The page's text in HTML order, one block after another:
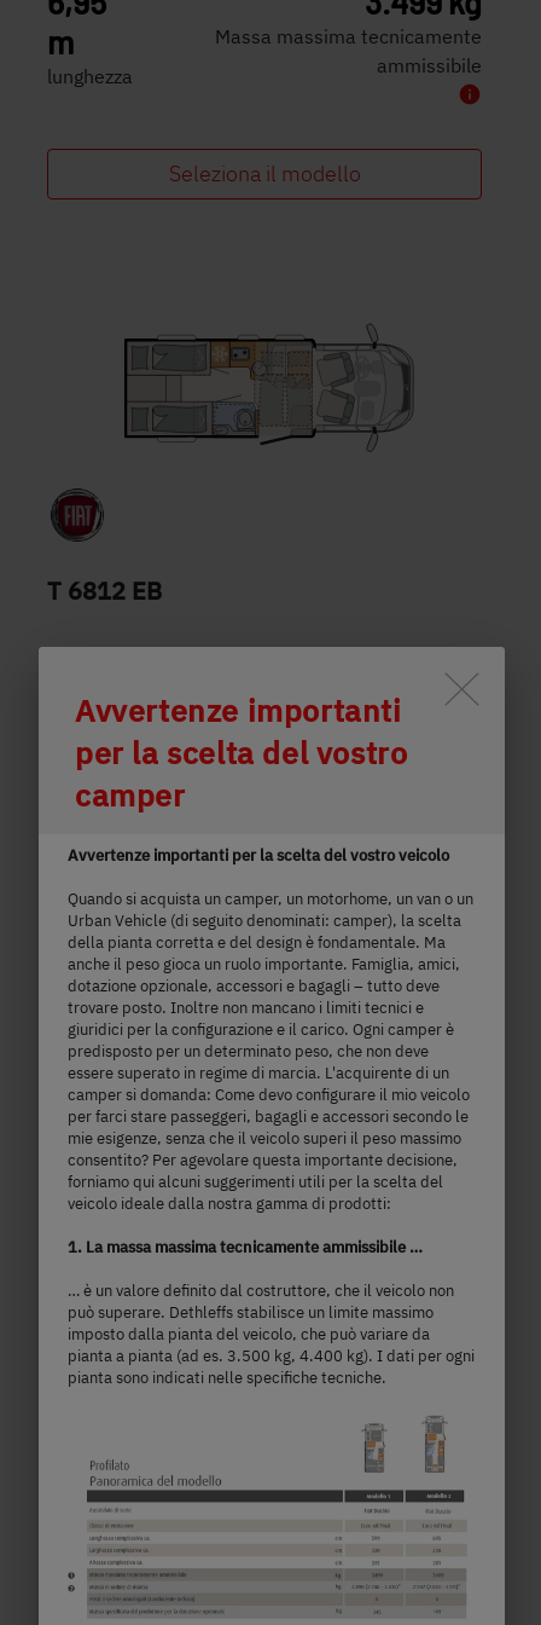
m
lunghezza
Massa massima tecnicamente
ammissibile
Seleziona il modello
T 6812 EB
Prezzo da
2 - 5 persone
Posti letto
6,95
lunghezza
3.499 kg
Seleziona il modello
T 7052 EB
Prezzo da
2 - 5 persone
Posti letto
7,4 m
lunghezza
3.499 kg
Massa massima tecnicamente
ammissibile
Lo scorrimento attiva il
Avvertenze importanti
per la scelta del vostro
camper
Avvertenze importanti per la scelta del vostro veicolo
Quando si acquista un camper, un motorhome, un van o un
Urban Vehicle (di seguito denominati: camper), la scelta
della pianta corretta e del design è fondamentale. Ma
anche il peso gioca un ruolo importante. Famiglia, amici,
dotazione opzionale, accessori e bagagli – tutto deve
trovare posto. Inoltre non mancano i limiti tecnici e
giuridici per la configurazione e il carico. Ogni camper è
predisposto per un determinato peso, che non deve
essere superato in regime di marcia. L'acquirente di un
camper si domanda: Come devo configurare il mio veicolo
per farci stare passeggeri, bagagli e accessori secondo le
mie esigenze, senza che il veicolo superi il peso massimo
consentito? Per agevolare questa importante decisione,
forniamo qui alcuni suggerimenti utili per la scelta del
veicolo ideale dalla nostra gamma di prodotti:
1. La massa massima tecnicamente ammissibile …
… è un valore definito dal costruttore, che il veicolo non
può superare. Dethleffs stabilisce un limite massimo
imposto dalla pianta del veicolo, che può variare da
pianta a pianta (ad es. 3.500 kg, 4.400 kg). I dati per ogni
pianta sono indicati nelle specifiche tecniche.